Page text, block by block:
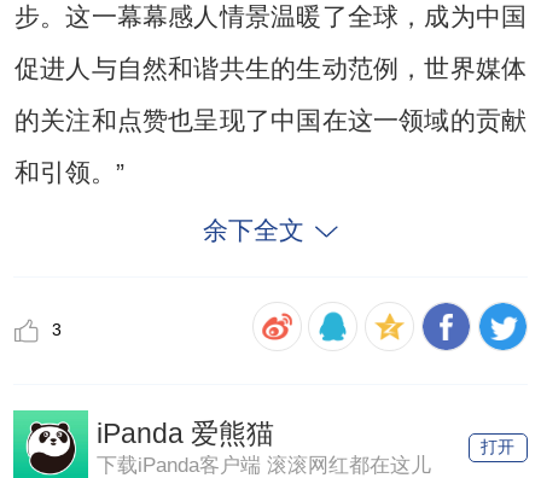
步。这一幕幕感人情景温暖了全球，成为中国
促进人与自然和谐共生的生动范例，世界媒体
的关注和点赞也呈现了中国在这一领域的贡献
和引领。”
余下全文
3
iPanda 爱熊猫
下载iPanda客户端 滚滚网红都在这儿
打开